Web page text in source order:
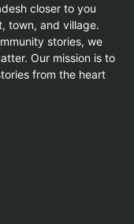
closer to you
town, and village.
stories, we
Our mission is to
from the heart